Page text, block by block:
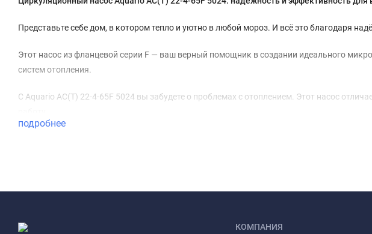
Представьте себе дом, в котором тепло и уютно в любой мороз. И всё это благодаря
Этот насос из фланцевой серии F — ваш верный помощник в создании идеального
систем отопления.
С Aquario AC(T) 22-4-65F 5024 вы забудете о проблемах с отоплением. Этот насос
подробнее
КОМПАНИЯ